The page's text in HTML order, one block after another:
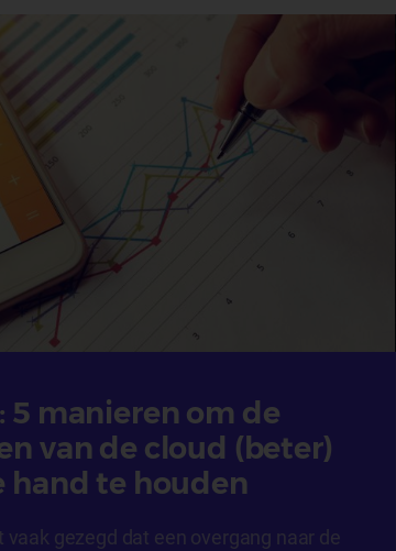
5 manieren om de
van de cloud (beter)
hand te houden
vaak gezegd dat een overgang naar de